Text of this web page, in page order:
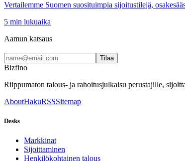
Vertailemme Suomen suosituimpia sijoitustilejä,
5 min lukuaika
Aamun katsaus
Tilaa
Bizfino
Riippumaton talous- ja rahoitusjulkaisu perustajille,
AboutHakuRSSSitemap
Desks
Markkinat
Sijoittaminen
Henkilökohtainen talous